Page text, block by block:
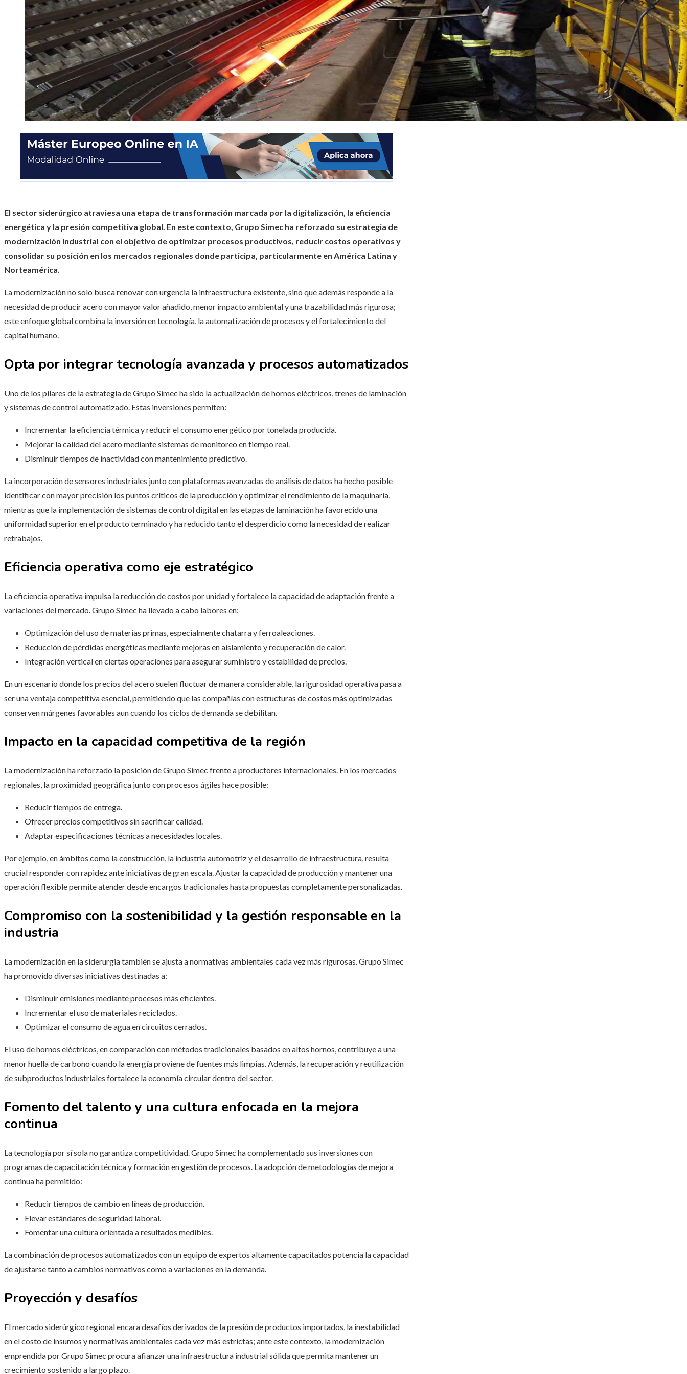
El sector siderúrgico atraviesa una etapa de transformación marcada por la digitalización, la eficiencia
energética y la presión competitiva global. En este contexto, Grupo Simec ha reforzado su estrategia de
modernización industrial con el objetivo de optimizar procesos productivos, reducir costos operativos y
consolidar su posición en los mercados regionales donde participa, particularmente en América Latina y
Norteamérica.
La modernización no solo busca renovar con urgencia la infraestructura existente, sino que además responde a la
necesidad de producir acero con mayor valor añadido, menor impacto ambiental y una trazabilidad más rigurosa;
este enfoque global combina la inversión en tecnología, la automatización de procesos y el fortalecimiento del
capital humano.
Opta por integrar tecnología avanzada y procesos automatizados
Uno de los pilares de la estrategia de Grupo Simec ha sido la actualización de hornos eléctricos, trenes de laminación
y sistemas de control automatizado. Estas inversiones permiten:
Incrementar la eficiencia térmica y reducir el consumo energético por tonelada producida.
Mejorar la calidad del acero mediante sistemas de monitoreo en tiempo real.
Disminuir tiempos de inactividad con mantenimiento predictivo.
La incorporación de sensores industriales junto con plataformas avanzadas de análisis de datos ha hecho posible
identificar con mayor precisión los puntos críticos de la producción y optimizar el rendimiento de la maquinaria,
mientras que la implementación de sistemas de control digital en las etapas de laminación ha favorecido una
uniformidad superior en el producto terminado y ha reducido tanto el desperdicio como la necesidad de realizar
retrabajos.
Eficiencia operativa como eje estratégico
La eficiencia operativa impulsa la reducción de costos por unidad y fortalece la capacidad de adaptación frente a
variaciones del mercado. Grupo Simec ha llevado a cabo labores en:
Optimización del uso de materias primas, especialmente chatarra y ferroaleaciones.
Reducción de pérdidas energéticas mediante mejoras en aislamiento y recuperación de calor.
Integración vertical en ciertas operaciones para asegurar suministro y estabilidad de precios.
En un escenario donde los precios del acero suelen fluctuar de manera considerable, la rigurosidad operativa pasa a
ser una ventaja competitiva esencial, permitiendo que las compañías con estructuras de costos más optimizadas
conserven márgenes favorables aun cuando los ciclos de demanda se debilitan.
Impacto en la capacidad competitiva de la región
La modernización ha reforzado la posición de Grupo Simec frente a productores internacionales. En los mercados
regionales, la proximidad geográfica junto con procesos ágiles hace posible:
Reducir tiempos de entrega.
Ofrecer precios competitivos sin sacrificar calidad.
Adaptar especificaciones técnicas a necesidades locales.
Por ejemplo, en ámbitos como la construcción, la industria automotriz y el desarrollo de infraestructura, resulta
crucial responder con rapidez ante iniciativas de gran escala. Ajustar la capacidad de producción y mantener una
operación flexible permite atender desde encargos tradicionales hasta propuestas completamente personalizadas.
Compromiso con la sostenibilidad y la gestión responsable en la
industria
La modernización en la siderurgia también se ajusta a normativas ambientales cada vez más rigurosas. Grupo Simec
ha promovido diversas iniciativas destinadas a:
Disminuir emisiones mediante procesos más eficientes.
Incrementar el uso de materiales reciclados.
Optimizar el consumo de agua en circuitos cerrados.
El uso de hornos eléctricos, en comparación con métodos tradicionales basados en altos hornos, contribuye a una
menor huella de carbono cuando la energía proviene de fuentes más limpias. Además, la recuperación y reutilización
de subproductos industriales fortalece la economía circular dentro del sector.
Fomento del talento y una cultura enfocada en la mejora
continua
La tecnología por sí sola no garantiza competitividad. Grupo Simec ha complementado sus inversiones con
programas de capacitación técnica y formación en gestión de procesos. La adopción de metodologías de mejora
continua ha permitido:
Reducir tiempos de cambio en líneas de producción.
Elevar estándares de seguridad laboral.
Fomentar una cultura orientada a resultados medibles.
La combinación de procesos automatizados con un equipo de expertos altamente capacitados potencia la capacidad
de ajustarse tanto a cambios normativos como a variaciones en la demanda.
Proyección y desafíos
El mercado siderúrgico regional encara desafíos derivados de la presión de productos importados, la inestabilidad
en el costo de insumos y normativas ambientales cada vez más estrictas; ante este contexto, la modernización
emprendida por Grupo Simec procura afianzar una infraestructura industrial sólida que permita mantener un
crecimiento sostenido a largo plazo.